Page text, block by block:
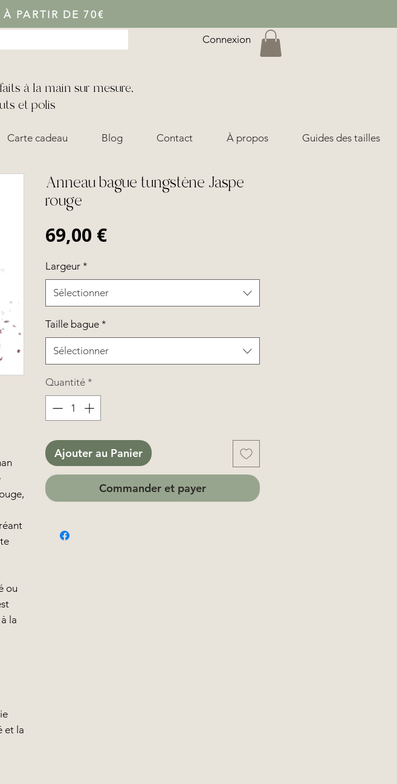
PARTIR DE 70€
Connexion
à la main sur mesure,
et polis
Carte cadeau Blog Contact À propos Guides des tailles
ou
la
et la
Anneau bague tungstène Jaspe
rouge
69,00 €Prix
Largeur *
Sélectionner
Taille bague *
Sélectionner
Quantité *
Ajouter au Panier
Commander et payer